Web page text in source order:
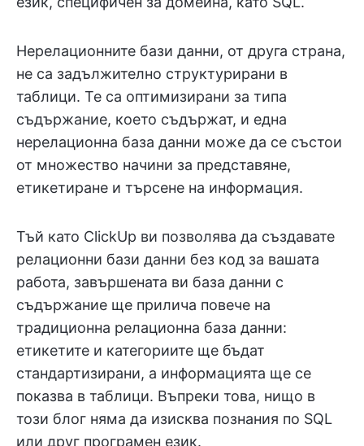
Нерелационните бази данни, от друга страна,
не са задължително структурирани в
таблици. Те са оптимизирани за типа
съдържание, което съдържат, и една
нерелационна база данни може да се състои
от множество начини за представяне,
етикетиране и търсене на информация.
Тъй като ClickUp ви позволява да създавате
релационни бази данни без код за вашата
работа, завършената ви база данни с
съдържание ще прилича повече на
традиционна релационна база данни:
етикетите и категориите ще бъдат
стандартизирани, а информацията ще се
показва в таблици. Въпреки това, нищо в
този блог няма да изисква познания по SQL
или друг програмен език.